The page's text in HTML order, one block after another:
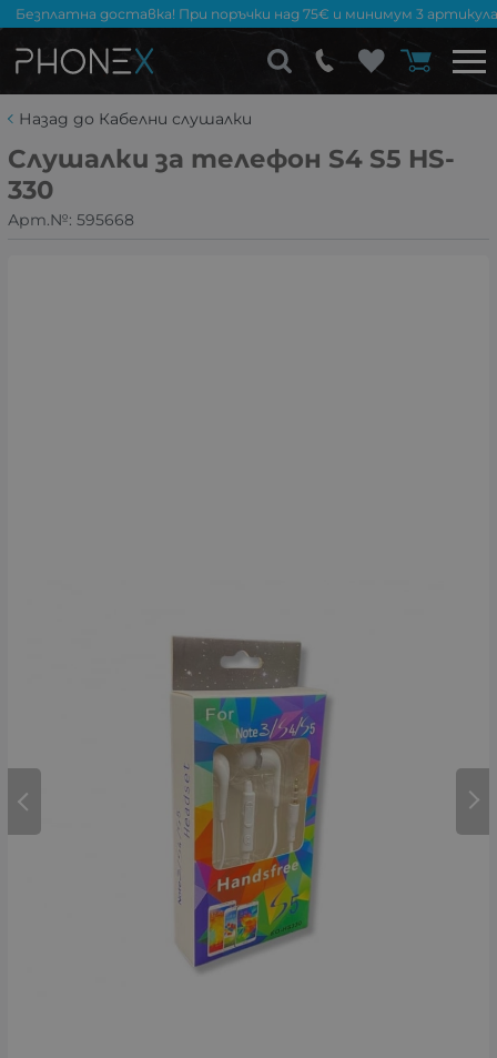
Безплатна доставка! При поръчки над 75€ и минимум 3
Назад до Кабелни слушалки
Слушалки за телефон S4 S5 HS-
330
Арт.№: 595668